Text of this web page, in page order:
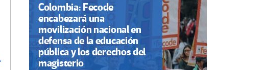
Colombia: Fecode
encabezará una
movilización nacional en
defensa de la educación
pública y los derechos del
magisterio